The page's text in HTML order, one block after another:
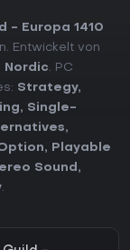
- Europa 1410
Entwickelt von
Nordic. PC
Strategy,
, Single-
,
,
Playable
Sound ,
.